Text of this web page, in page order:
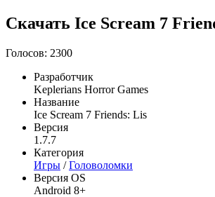
Скачать Ice Scream 7
Голосов: 2300
Разработчик
Keplerians Horror Games
Название
Ice Scream 7 Friends: Lis
Версия
1.7.7
Категория
Игры /Головоломки
Версия OS
Android 8+